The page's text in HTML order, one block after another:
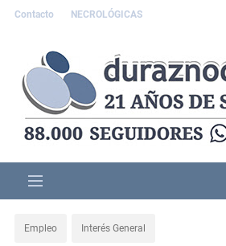
Contacto NECROLÓGICAS
Empleo Interés General